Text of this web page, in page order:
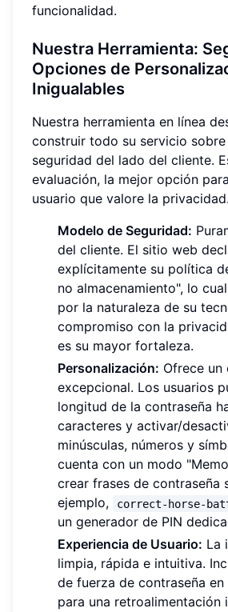
funcionalidad.
Nuestra Herramienta:
Opciones de
Inigualables
Nuestra herramienta en línea
construir todo su servicio
seguridad del lado del cliente.
evaluación, la mejor opción
usuario que valore la privacidad.
Modelo de Seguridad:
del cliente. El sitio web
explícitamente su política
no almacenamiento", lo
por la naturaleza de su
compromiso con la
es su mayor fortaleza.
Personalización: Ofrece un
excepcional. Los usuarios
longitud de la contraseña
caracteres y activar/
minúsculas, números y
cuenta con un modo
crear frases de contraseña
ejemplo,
correct-horse-
un generador de PIN
Experiencia de Usuario: La
limpia, rápida e intuitiva.
de fuerza de contraseña
para una retroalimentación